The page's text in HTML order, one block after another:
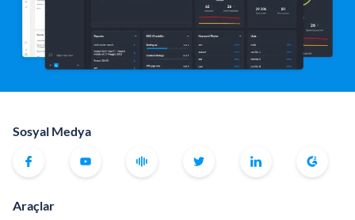
Sosyal Medya
Araçlar